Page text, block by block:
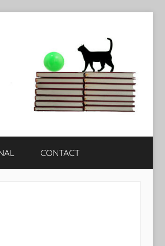
CONTACT